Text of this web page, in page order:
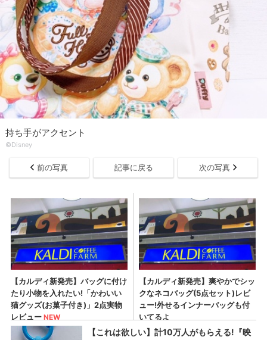
持ち手がアクセント
©Disney
前の写真 記事に戻る 次の写真